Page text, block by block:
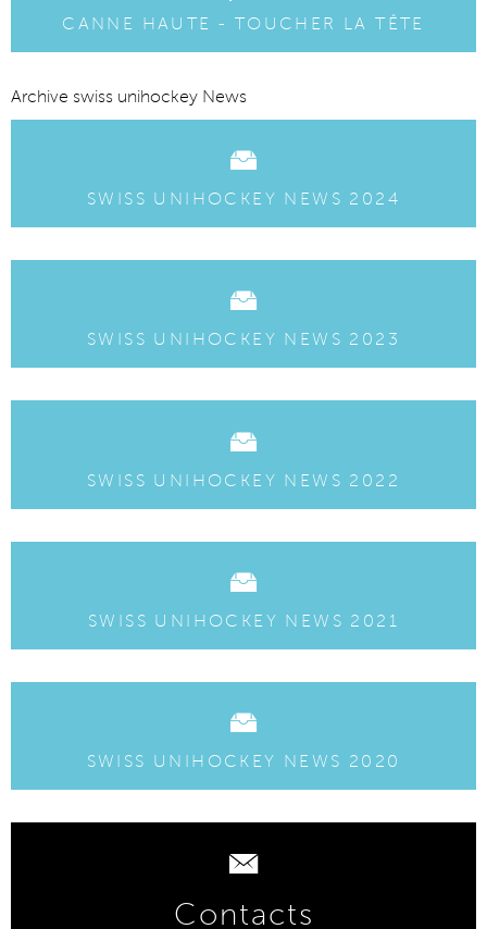
CANNE HAUTE - TOUCHER LA TÊTE
Archive swiss unihockey News
SWISS UNIHOCKEY NEWS 2024
SWISS UNIHOCKEY NEWS 2023
SWISS UNIHOCKEY NEWS 2022
SWISS UNIHOCKEY NEWS 2021
SWISS UNIHOCKEY NEWS 2020
Contacts